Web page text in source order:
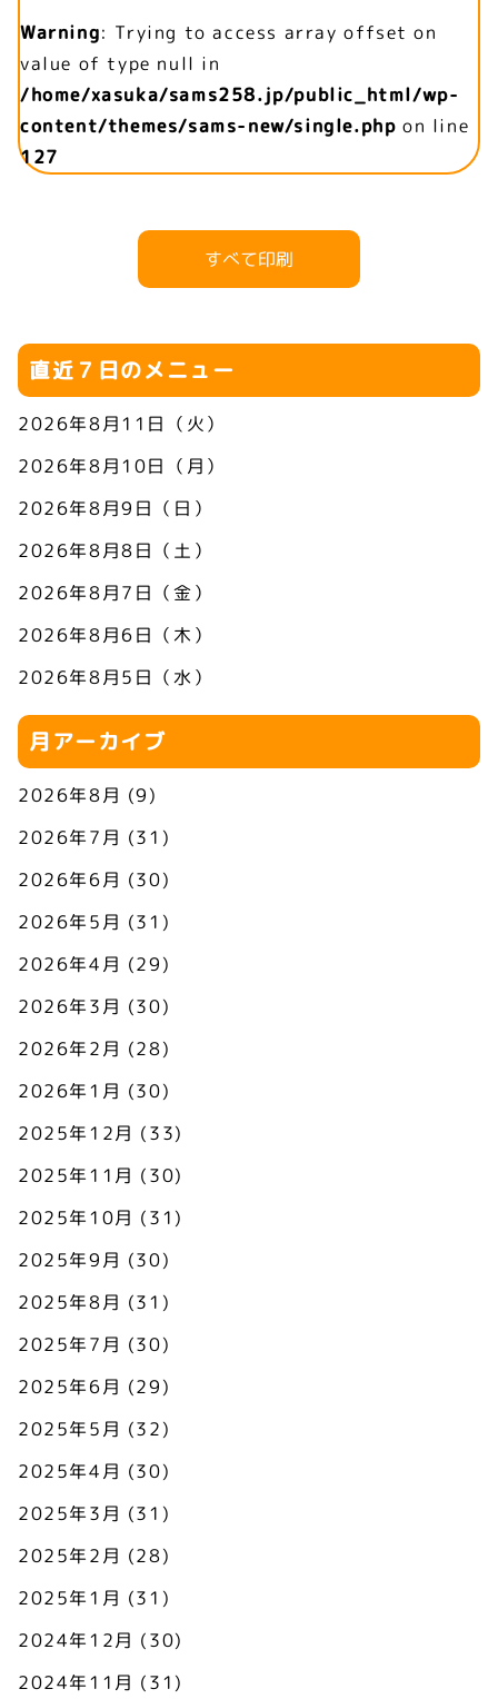
Warning: Trying to access array offset on
value of type null in
/home/xasuka/sams258.jp/public_html/wp-
content/themes/sams-new/single.php on line
127
すべて印刷
直近７日のメニュー
2026年8月11日（火）
2026年8月10日（月）
2026年8月9日（日）
2026年8月8日（土）
2026年8月7日（金）
2026年8月6日（木）
2026年8月5日（水）
月アーカイブ
2026年8月 (9)
2026年7月 (31)
2026年6月 (30)
2026年5月 (31)
2026年4月 (29)
2026年3月 (30)
2026年2月 (28)
2026年1月 (30)
2025年12月 (33)
2025年11月 (30)
2025年10月 (31)
2025年9月 (30)
2025年8月 (31)
2025年7月 (30)
2025年6月 (29)
2025年5月 (32)
2025年4月 (30)
2025年3月 (31)
2025年2月 (28)
2025年1月 (31)
2024年12月 (30)
2024年11月 (31)